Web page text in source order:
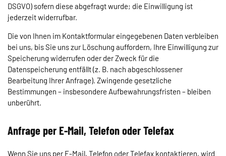
DSGVO) sofern diese abgefragt wurde; die Einwilligung ist
jederzeit widerrufbar.
Die von Ihnen im Kontaktformular eingegebenen Daten verbleiben
bei uns, bis Sie uns zur Löschung auffordern, Ihre Einwilligung zur
Speicherung widerrufen oder der Zweck für die
Datenspeicherung entfällt (z. B. nach abgeschlossener
Bearbeitung Ihrer Anfrage). Zwingende gesetzliche
Bestimmungen – insbesondere Aufbewahrungsfristen – bleiben
unberührt.
Anfrage per E-Mail, Telefon oder Telefax
Wenn Sie uns per E-Mail, Telefon oder Telefax kontaktieren, wird